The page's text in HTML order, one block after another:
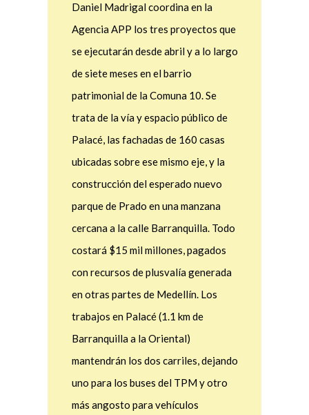
Daniel Madrigal coordina en la
Agencia APP los tres proyectos que
se ejecutarán desde abril y a lo largo
de siete meses en el barrio
patrimonial de la Comuna 10. Se
trata de la vía y espacio público de
Palacé, las fachadas de 160 casas
ubicadas sobre ese mismo eje, y la
construcción del esperado nuevo
parque de Prado en una manzana
cercana a la calle Barranquilla. Todo
costará $15 mil millones, pagados
con recursos de plusvalía generada
en otras partes de Medellín. Los
trabajos en Palacé (1.1 km de
Barranquilla a la Oriental)
mantendrán los dos carriles, dejando
uno para los buses del TPM y otro
más angosto para vehículos